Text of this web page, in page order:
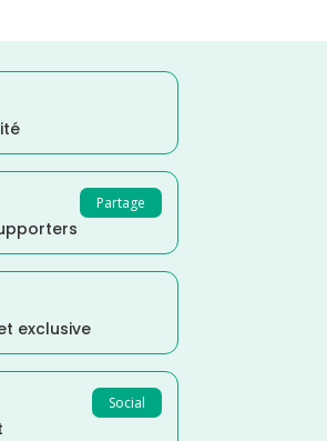
Partage
exclusive
Social